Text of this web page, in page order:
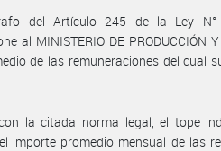
del Artículo 245 de la Ley
al MINISTERIO DE PRODUCCIÓN
de las remuneraciones del cual
la citada norma legal, el tope
importe promedio mensual de las